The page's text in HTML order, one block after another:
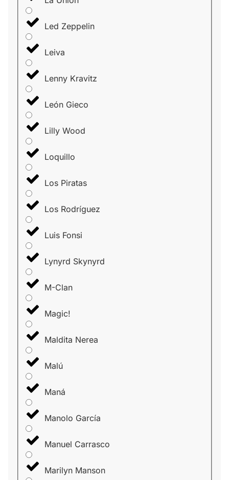
Led Zeppelin
Leiva
Lenny Kravitz
León Gieco
Lilly Wood
Loquillo
Los Piratas
Los Rodríguez
Luis Fonsi
Lynyrd Skynyrd
M-Clan
Magic!
Maldita Nerea
Malú
Maná
Manolo García
Manuel Carrasco
Marilyn Manson